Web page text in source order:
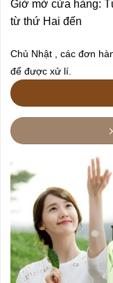
Giờ mở cửa hàng:
từ thứ Hai đến
Chủ Nhật , các đơn
để được xử lí.